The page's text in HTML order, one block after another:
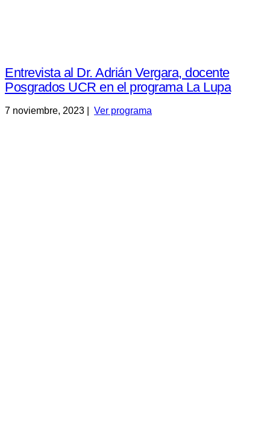
Entrevista al Dr. Adrián Vergara, docente
Posgrados UCR en el programa La Lupa
7 noviembre, 2023 | Ver programa